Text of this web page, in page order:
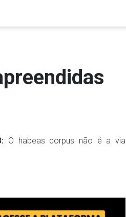
O habeas corpus não é a via